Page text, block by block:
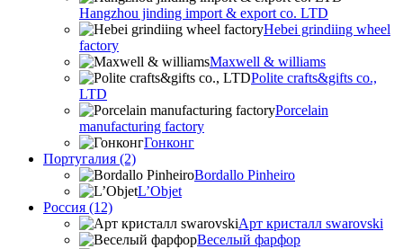
Hangzhou jinding import & export co. LTD
Hebei grindiing wheel
factory
Maxwell & williams
Polite crafts&gifts co.,
LTD
Porcelain
manufacturing factory
Гонконг
Португалия (2)
Bordallo Pinheiro
L’Objet
Россия (12)
Арт кристалл swarovski
Веселый фарфор